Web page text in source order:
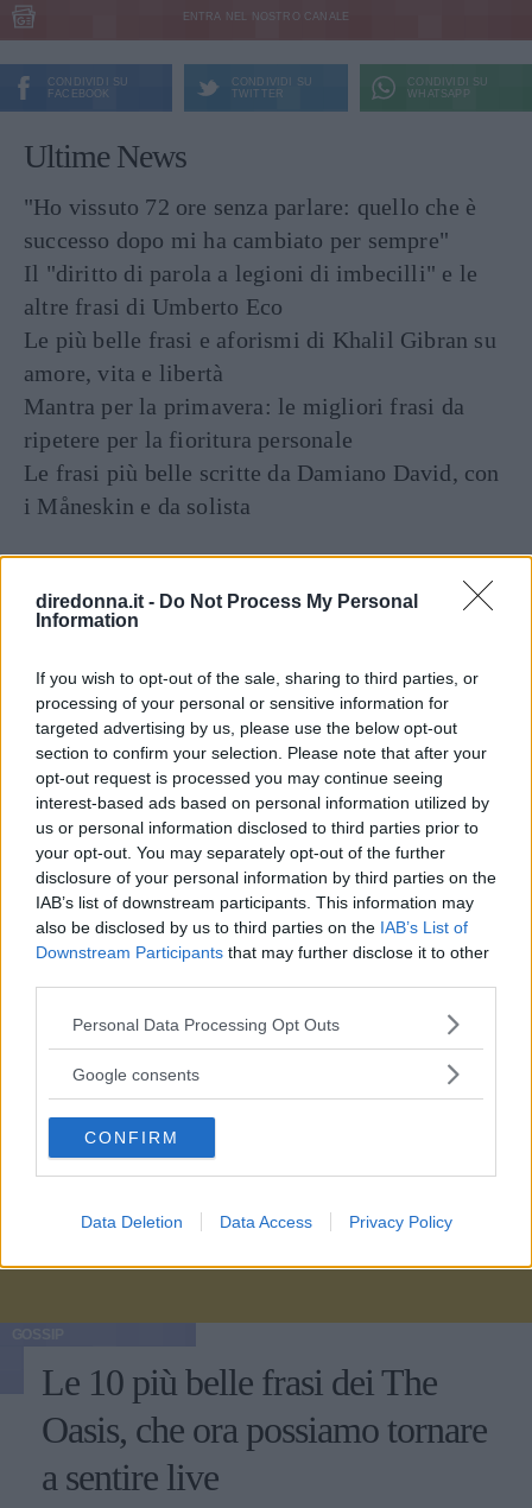
diredonna.it - Do Not Process My Personal
Information
If you wish to opt-out of the sale, sharing to third parties, or
processing of your personal or sensitive information for
targeted advertising by us, please use the below opt-out
section to confirm your selection. Please note that after your
opt-out request is processed you may continue seeing
interest-based ads based on personal information utilized by
us or personal information disclosed to third parties prior to
your opt-out. You may separately opt-out of the further
disclosure of your personal information by third parties on the
IAB’s list of downstream participants. This information may
also be disclosed by us to third parties on the IAB’s List of
Downstream Participants that may further disclose it to other
Please note that this website/app uses one or more Google
not limited to your visit or usage behaviour. You may click to
use your data for below specified purposes in below Google
consent section.
Personal Data Processing Opt Outs
Google consents
CONFIRM
Data Deletion Data Access Privacy Policy
ENTRA NEL NOSTRO CANALE
CONDIVIDI SU
FACEBOOK
CONDIVIDI SU
TWITTER
CONDIVIDI SU
WHATSAPP
Ultime News
"Ho vissuto 72 ore senza parlare: quello che è
successo dopo mi ha cambiato per sempre"
Il "diritto di parola a legioni di imbecilli" e le
altre frasi di Umberto Eco
Le più belle frasi e aforismi di Khalil Gibran su
amore, vita e libertà
Mantra per la primavera: le migliori frasi da
ripetere per la fioritura personale
Le frasi più belle scritte da Damiano David, con
i Måneskin e da solista
Articolia tema
Le 10 più belle frasi dei The
Oasis, che ora possiamo tornare
a sentire live